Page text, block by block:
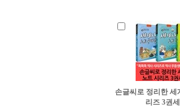
손글씨로 정리한 세
리즈 3권